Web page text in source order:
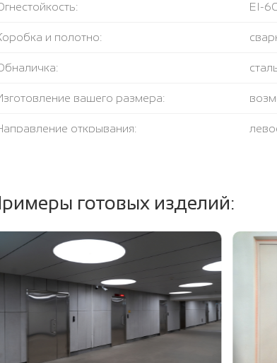
EI-
и полотно:
вашего размера:
открывания:
готовых изделий: